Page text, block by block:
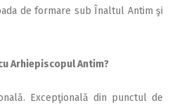
de formare sub Înaltul Antim şi
Arhiepiscopul Antim?
Excepţională din punctul de